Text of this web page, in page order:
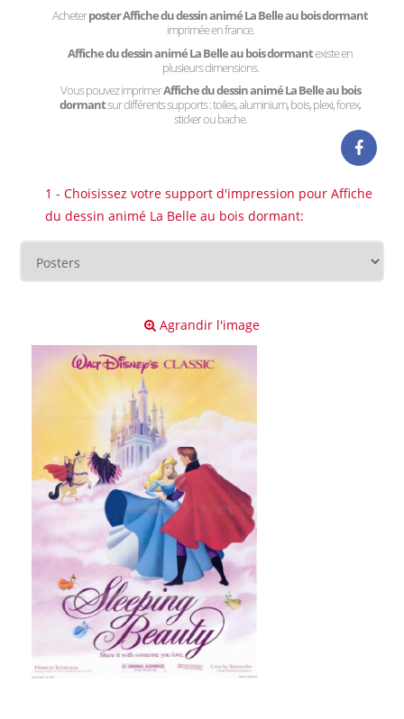
Acheterposter Affiche du dessin animé La Belle au bois dormant
imprimée en france.
Affiche du dessin animé La Belle au bois dormantexiste en
plusieurs dimensions.
Vous pouvez imprimerAffiche du dessin animé La Belle au bois
dormantsur différents supports : toiles, aluminium, bois, plexi, forex,
sticker ou bache.
1 - Choisissez votre support d'impression pour Affiche
du dessin animé La Belle au bois dormant:
Agrandir l'image